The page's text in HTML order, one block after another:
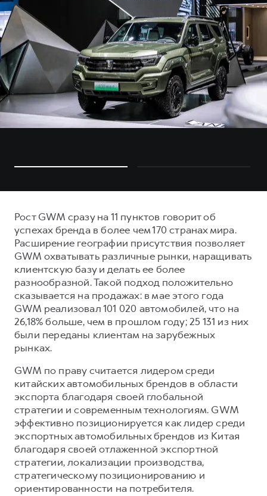
Рост GWM сразу на 11 пунктов говорит об
успехах бренда в более чем 170 странах мира.
Расширение географии присутствия позволяет
GWM охватывать различные рынки, наращивать
клиентскую базу и делать ее более
разнообразной. Такой подход положительно
сказывается на продажах: в мае этого года
GWM реализовал 101 020 автомобилей, что на
26,18% больше, чем в прошлом году; 25 131 из них
были переданы клиентам на зарубежных
рынках.
GWM по праву считается лидером среди
китайских автомобильных брендов в области
экспорта благодаря своей глобальной
стратегии и современным технологиям. GWM
эффективно позиционируется как лидер среди
экспортных автомобильных брендов из Китая
благодаря своей отлаженной экспортной
стратегии, локализации производства,
стратегическому позиционированию и
ориентированности на потребителя.